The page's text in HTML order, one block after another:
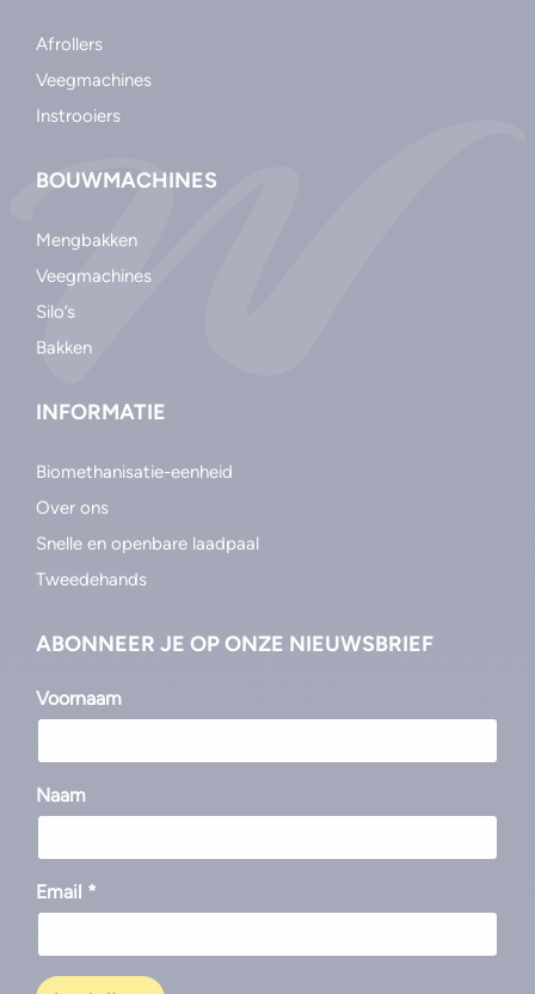
Afrollers
Veegmachines
Instrooiers
BOUWMACHINES
Mengbakken
Veegmachines
Silo’s
Bakken
INFORMATIE
Biomethanisatie-eenheid
Over ons
Snelle en openbare laadpaal
Tweedehands
ABONNEER JE OP ONZE NIEUWSBRIEF
Voornaam
Naam
Email *